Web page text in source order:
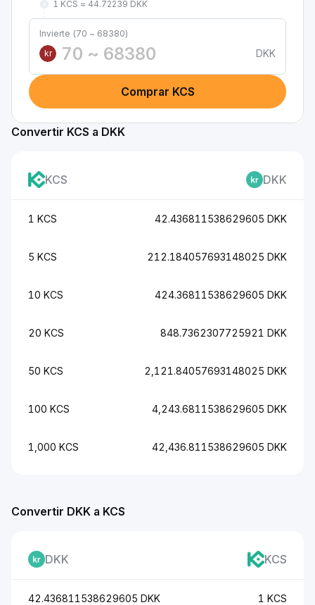
1 KCS ≈ 44.72239 DKK
Invierte (70 ~ 68380)
kr
DKK
Comprar KCS
Convertir KCS a DKK
KCS DKK
1 KCS 42.436811538629605 DKK
5 KCS 212.184057693148025 DKK
10 KCS 424.36811538629605 DKK
20 KCS 848.7362307725921 DKK
50 KCS 2,121.84057693148025 DKK
100 KCS 4,243.6811538629605 DKK
1,000 KCS 42,436.811538629605 DKK
Convertir DKK a KCS
DKK KCS
42.436811538629605 DKK 1 KCS